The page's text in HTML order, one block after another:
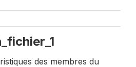
des membres du